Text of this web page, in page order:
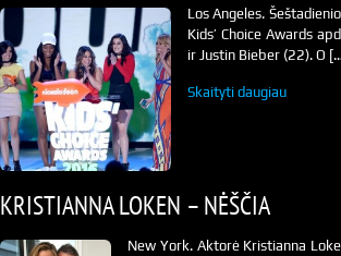
Los Angeles.
Kids’ Choice Awards
ir Justin Bieber (22). O
Skaityti daugiau
KRISTIANNA LOKEN – NĖŠČIA
New York. Aktorė Kristianna